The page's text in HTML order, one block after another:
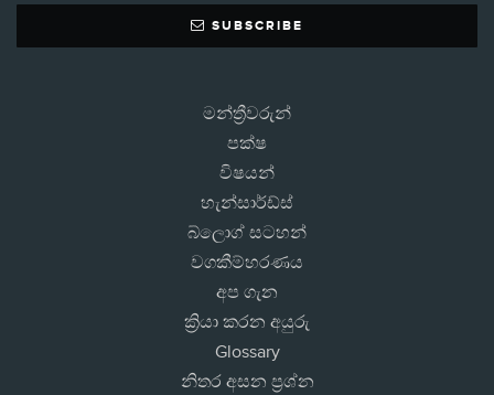
SUBSCRIBE
මන්ත්‍රීවරුන්
පක්ෂ
විෂයන්
හැන්සාර්ඩ්ස්
බ්ලොග් සටහන්
වගකීම්හරණය
අප ගැන
ක්‍රියා කරන අයුරු
Glossary
නිතර අසන ප්‍රශ්න